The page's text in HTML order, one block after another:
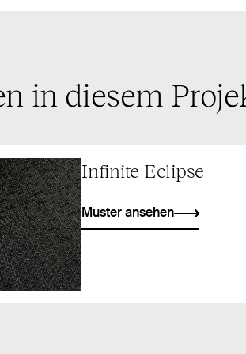
in diesem
Infinite Eclipse
Muster ansehen